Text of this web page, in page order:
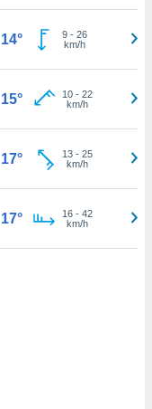
14° 9- 26
km/h
15° 10- 22
km/h
17° 13- 25
km/h
17° 16- 42
km/h